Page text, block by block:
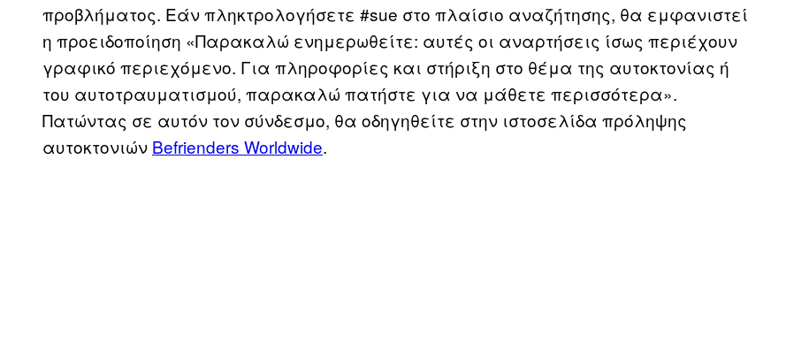
προβλήματος. Εάν πληκτρολογήσετε #sue στο πλαίσιο αναζήτησης, θα εμφανιστεί
η προειδοποίηση «Παρακαλώ ενημερωθείτε: αυτές οι αναρτήσεις ίσως περιέχουν
γραφικό περιεχόμενο. Για πληροφορίες και στήριξη στο θέμα της αυτοκτονίας ή
του αυτοτραυματισμού, παρακαλώ πατήστε για να μάθετε περισσότερα».
Πατώντας σε αυτόν τον σύνδεσμο, θα οδηγηθείτε στην ιστοσελίδα πρόληψης
αυτοκτονιών Befrienders Worldwide.